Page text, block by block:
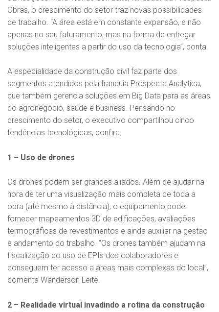
Obras, o crescimento do setor traz novas possibilidades
de trabalho. “A área está em constante expansão, e não
apenas no seu faturamento, mas na forma de entregar
soluções inteligentes a partir do uso da tecnologia”, conta.
A especialidade da construção civil faz parte dos
segmentos atendidos pela franquia Prospecta Analytica,
que também gerencia soluções em Big Data para as áreas
do agronegócio, saúde e business. Pensando no
crescimento do setor, o executivo compartilhou cinco
tendências tecnológicas, confira:
1 – Uso de drones
Os drones podem ser grandes aliados. Além de ajudar na
hora de ter uma visualização mais completa de toda a
obra (até mesmo à distância), o equipamento pode
fornecer mapeamentos 3D de edificações, avaliações
termográficas de revestimentos e ainda auxiliar na gestão
e andamento do trabalho. “Os drones também ajudam na
fiscalização do uso de EPIs dos colaboradores e
conseguem ter acesso a áreas mais complexas do local”,
comenta Wanderson Leite.
2 – Realidade virtual invadindo a rotina da construção